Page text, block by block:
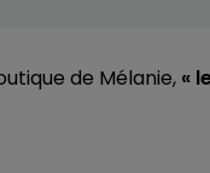
de Mélanie, «